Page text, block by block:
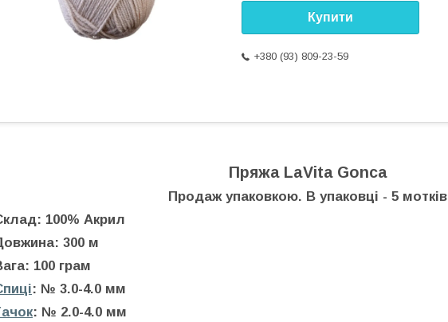
Купити
+380 (93) 809-23-59
Пряжа LaVita Gonca
Продаж упаковкою. В упаковці - 5 мотків
100% Акрил
300 м
100 грам
: № 3.0-4.0 мм
: № 2.0-4.0 мм